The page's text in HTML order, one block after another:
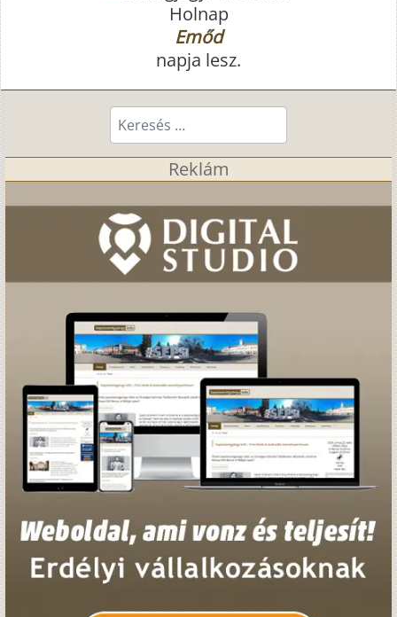
Holnap
Emőd
napja lesz.
Keresés...
Reklám